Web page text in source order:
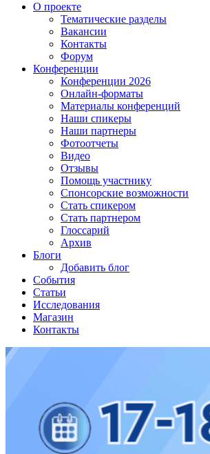
О проекте
Тематические разделы
Вакансии
Контакты
Форум
Конференции
Конференции 2026
Онлайн-форматы
Материалы конференций
Наши спикеры
Наши партнеры
Фотоотчеты
Видео
Отзывы
Помощь участнику
Спонсорские возможности
Стать спикером
Стать партнером
Глоссарий
Архив
Блоги
Добавить блог
События
Статьи
Исследования
Магазин
Контакты